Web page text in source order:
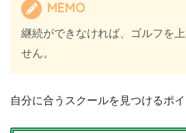
MEMO
継続ができなければ、ゴルフを
せん。
自分に合うスクールを見つけるポ